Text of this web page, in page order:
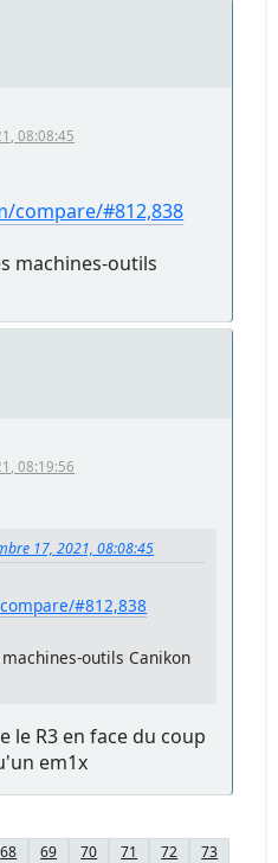
08:08:45
compare/#812,838
machines-outils
08:19:56
17, 2021, 08:08:45
#812,838
outils Canikon
le R3 en face du coup
em1x
68 69 70 71 72 73